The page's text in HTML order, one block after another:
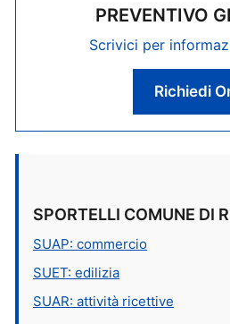
PREVENTIVO
Scrivici per
Richiedi
SPORTELLI COMUNE DI
SUAP: commercio
SUET: edilizia
SUAR: attività ricettive